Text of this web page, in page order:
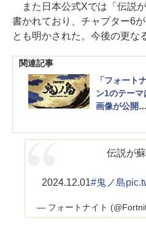
また日本公式Xでは「伝説
書かれており、チャプター6
とも明かされた。今後の更な
関連記事
「フォート
ン1のテー
画像が公開
伝説が蘇
2024.12.01#鬼ノ島
— フォートナイト